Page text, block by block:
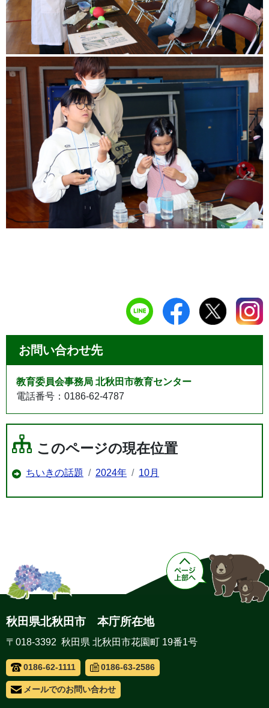
お問い合わせ先
教育委員会事務局 北秋田市教育センター
電話番号：0186-62-4787
このページの現在位置
ちいきの話題 2024年 10月
秋田県北秋田市 本庁所在地
〒018-3392 秋田県 北秋田市花園町 19番1号
0186-62-1111 0186-63-2586
メールでのお問い合わせ